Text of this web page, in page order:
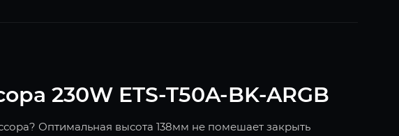
230W ETS-T50A-BK-ARGB
Оптимальная высота 138мм не помешает закрыть